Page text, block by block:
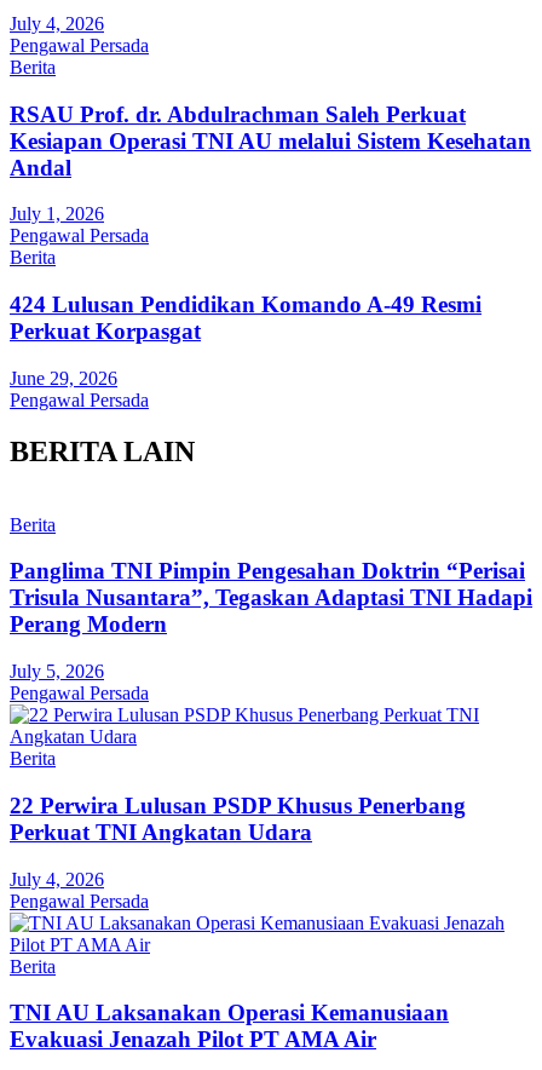
July 4, 2026
Pengawal Persada
Berita
RSAU Prof. dr. Abdulrachman Saleh Perkuat
Kesiapan Operasi TNI AU melalui Sistem Kesehatan
Andal
July 1, 2026
Pengawal Persada
Berita
424 Lulusan Pendidikan Komando A-49 Resmi
Perkuat Korpasgat
June 29, 2026
Pengawal Persada
BERITA LAIN
Berita
Panglima TNI Pimpin Pengesahan Doktrin “Perisai
Trisula Nusantara”, Tegaskan Adaptasi TNI Hadapi
Perang Modern
July 5, 2026
Pengawal Persada
Berita
22 Perwira Lulusan PSDP Khusus Penerbang
Perkuat TNI Angkatan Udara
July 4, 2026
Pengawal Persada
Berita
TNI AU Laksanakan Operasi Kemanusiaan
Evakuasi Jenazah Pilot PT AMA Air